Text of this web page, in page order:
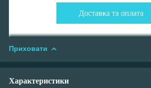
Доставка та оплата
Приховати
Характеристики